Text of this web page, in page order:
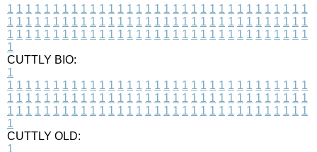
1 1 1 1 1 1 1 1 1 1 1 1 1 1 1 1 1 1 1 1 1 1 1 1 1 1 1 1 1 1 1 1 1
1 1 1 1 1 1 1 1 1 1 1 1 1 1 1 1 1 1 1 1 1 1 1 1 1 1 1 1 1 1 1 1 1
1 1 1 1 1 1 1 1 1 1 1 1 1 1 1 1 1 1 1 1 1 1 1 1 1 1 1 1 1 1 1 1 1
1
CUTTLY BIO:
1
1 1 1 1 1 1 1 1 1 1 1 1 1 1 1 1 1 1 1 1 1 1 1 1 1 1 1 1 1 1 1 1 1
1 1 1 1 1 1 1 1 1 1 1 1 1 1 1 1 1 1 1 1 1 1 1 1 1 1 1 1 1 1 1 1 1
1 1 1 1 1 1 1 1 1 1 1 1 1 1 1 1 1 1 1 1 1 1 1 1 1 1 1 1 1 1 1 1 1
1
CUTTLY OLD:
1